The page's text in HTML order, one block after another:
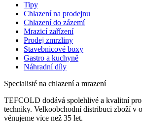
Tipy
Chlazení na prodejnu
Chlazení do zázemí
Mrazicí zařízení
Prodej zmrzliny
Stavebnicové boxy
Gastro a kuchyně
Náhradní díly
Specialisté na chlazení a mrazení
TEFCOLD dodává spolehlivé a kvalitní
techniky. Velkoobchodní distribuci zboží v
věnujeme více než 35 let.